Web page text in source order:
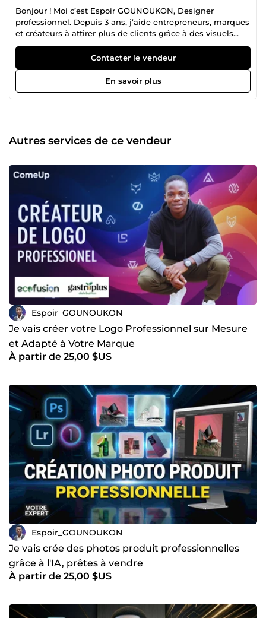
Bonjour ! Moi c’est Espoir GOUNOUKON, Designer
professionnel. Depuis 3 ans, j’aide entrepreneurs, marques
et créateurs à attirer plus de clients grâce à des visuels
puissants et irrésistibles. 🎯 Ma spécialité : transformer
votre idée en un design qui vend vraiment. Logo, vidéo
publicitaire, affiche promotionnelle… chaque création est
pensée pour convertir, capter l’attention et donner à votre
produit une image forte et professionnelle. 💎 Pourquoi
modernes, propres, uniques et adaptées à votre audience
Réactivité, respect des délais et communication
visuel qui attire, convainc et pousse à l’action, vous êtes
exactement au bon endroit. Je transforme vos projets en
Contacter le vendeur
En savoir plus
Autres services de ce vendeur
Espoir_GOUNOUKON
Je vais créer votre Logo Professionnel sur Mesure
et Adapté à Votre Marque
À partir de 25,00 $US
Espoir_GOUNOUKON
Je vais crée des photos produit professionnelles
grâce à l'IA, prêtes à vendre
À partir de 25,00 $US